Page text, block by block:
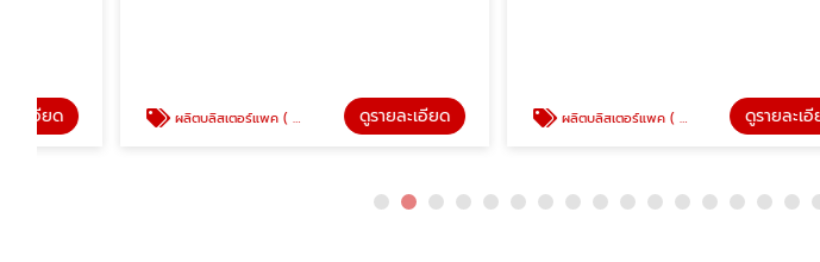
ผลิตบลิสเตอร์แพค ( blister pack ) ดูรายละเอียด ผลิตบลิสเตอร์แพค ( blister pack ) ดูรายละเอียด